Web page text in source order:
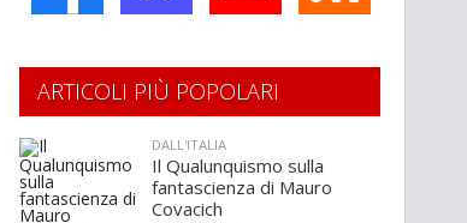
ARTICOLI PIÙ POPOLARI
DALL'ITALIA
Il Qualunquismo sulla
fantascienza di Mauro
Covacich